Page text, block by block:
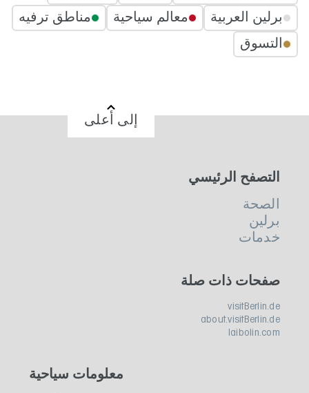
برلين العربية
معالم سياحية
مناطق ترفيه
التسوق
إلى أعلى
التصفح الرئيسي
الصحة
برلين
خدمات
صفحات ذات صلة
visitBerlin.de
about.visitBerlin.de
laibolin.com
معلومات سياحية